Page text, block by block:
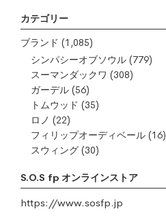
カテゴリー
ブランド (1,085)
シンパシーオブソウル (779)
スーマンダックワ (308)
ガーデル (56)
トムウッド (35)
ロノ (22)
フィリップオーディベール (16)
スウィング (30)
S.O.S fp オンラインストア
https://www.sosfp.jp